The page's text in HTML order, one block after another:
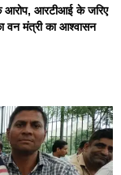
आरोप, आरटीआई के जरिए
वन मंत्री का आश्वासन